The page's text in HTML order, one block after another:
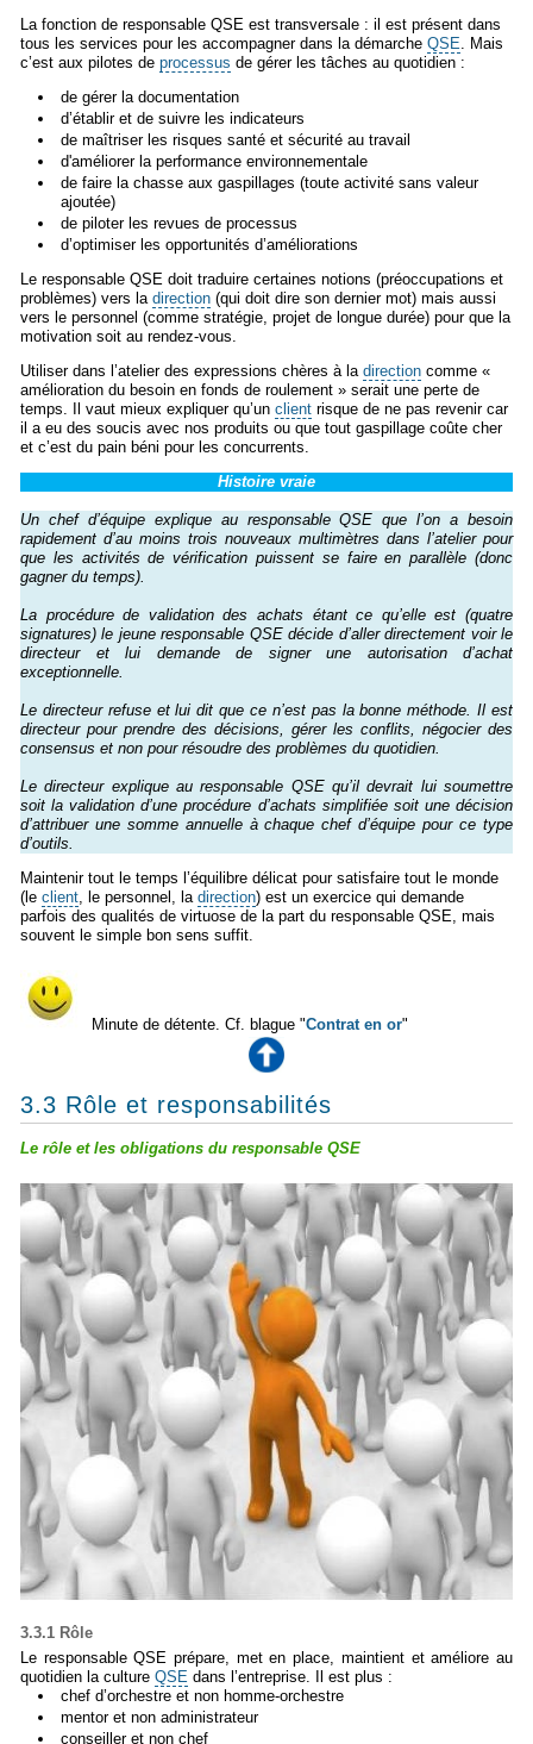
La fonction de responsable QSE est transversale : il est présent dans
tous les services pour les accompagner dans la démarche QSE . Mais
c’est aux pilotes de processus de gérer les tâches au quotidien :
de gérer la documentation
d’établir et de suivre les indicateurs
de maîtriser les risques santé et sécurité au travail
d'améliorer la performance environnementale
de faire la chasse aux gaspillages (toute activité sans valeur
ajoutée)
de piloter les revues de processus
d’optimiser les opportunités d’améliorations
Le responsable QSE doit traduire certaines notions (préoccupations et
problèmes) vers la direction (qui doit dire son dernier mot) mais aussi
vers le personnel (comme stratégie, projet de longue durée) pour que la
motivation soit au rendez-vous.
Utiliser dans l’atelier des expressions chères à la direction comme «
amélioration du besoin en fonds de roulement » serait une perte de
temps. Il vaut mieux expliquer qu’un client risque de ne pas revenir car
il a eu des soucis avec nos produits ou que tout gaspillage coûte cher
et c’est du pain béni pour les concurrents.
Histoire vraie
Un chef d’équipe explique au responsable QSE que l’on a besoin
rapidement d’au moins trois nouveaux multimètres dans l’atelier pour
que les activités de vérification puissent se faire en parallèle (donc
gagner du temps).
La procédure de validation des achats étant ce qu’elle est (quatre
signatures) le jeune responsable QSE décide d’aller directement voir le
directeur et lui demande de signer une autorisation d’achat
exceptionnelle.
Le directeur refuse et lui dit que ce n’est pas la bonne méthode. Il est
directeur pour prendre des décisions, gérer les conflits, négocier des
consensus et non pour résoudre des problèmes du quotidien.
Le directeur explique au responsable QSE qu’il devrait lui soumettre
soit la validation d’une procédure d’achats simplifiée soit une décision
d’attribuer une somme annuelle à chaque chef d’équipe pour ce type
d’outils.
Maintenir tout le temps l’équilibre délicat pour satisfaire tout le monde
(le client , le personnel, la direction) est un exercice qui demande
parfois des qualités de virtuose de la part du responsable QSE, mais
souvent le simple bon sens suffit.
Minute de détente. Cf. blague "Contrat en or"
3.3 Rôle et responsabilités
Le rôle et les obligations du responsable QSE
3.3.1 Rôle
Le responsable QSE prépare, met en place, maintient et améliore au
quotidien la culture QSE dans l’entreprise. Il est plus :
chef d’orchestre et non homme-orchestre
mentor et non administrateur
conseiller et non chef